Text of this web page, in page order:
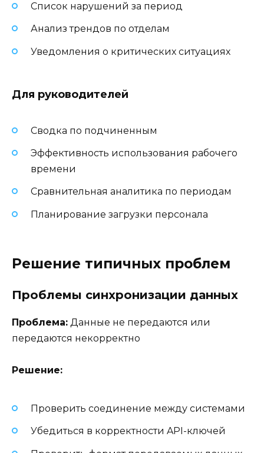
Список нарушений за период
Анализ трендов по отделам
Уведомления о критических ситуациях
Для руководителей
Сводка по подчиненным
Эффективность использования рабочего
времени
Сравнительная аналитика по периодам
Планирование загрузки персонала
Решение типичных проблем
Проблемы синхронизации данных
Проблема: Данные не передаются или
передаются некорректно
Решение:
Проверить соединение между системами
Убедиться в корректности API-ключей